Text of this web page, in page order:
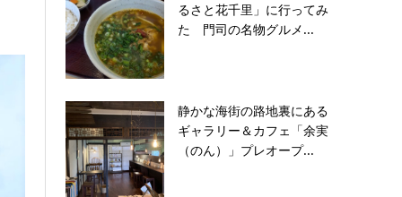
るさと花千里」に行ってみ
た 門司の名物グルメ...
静かな海街の路地裏にある
ギャラリー＆カフェ「余実
（のん）」プレオープ...